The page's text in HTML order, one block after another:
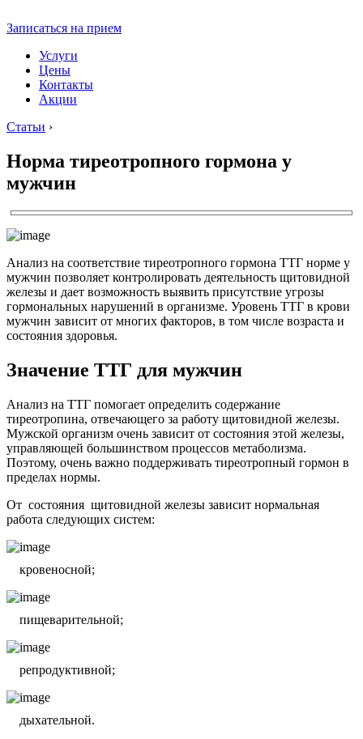
Записаться на прием
Услуги
Цены
Контакты
Акции
Статьи ›
Норма тиреотропного гормона у
мужчин
Анализ на соответствие тиреотропного гормона ТТГ норме у
мужчин позволяет контролировать деятельность щитовидной
железы и дает возможность выявить присутствие угрозы
гормональных нарушений в организме. Уровень ТТГ в крови
мужчин зависит от многих факторов, в том числе возраста и
состояния здоровья.
Значение ТТГ для мужчин
Анализ на ТТГ помогает определить содержание
тиреотропина, отвечающего за работу щитовидной железы.
Мужской организм очень зависит от состояния этой железы,
управляющей большинством процессов метаболизма.
Поэтому, очень важно поддерживать тиреотропный гормон в
пределах нормы.
От состояния щитовидной железы зависит нормальная
работа следующих систем:
кровеносной;
пищеварительной;
репродуктивной;
дыхательной.